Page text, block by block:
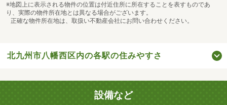
※地図上に表示される物件の位置は付近住所に所在することを表すものであ
り、実際の物件所在地とは異なる場合がございます。
正確な物件所在地は、取扱い不動産会社にお問い合わせください。
北九州市八幡西区内の各駅の住みやすさ
設備など